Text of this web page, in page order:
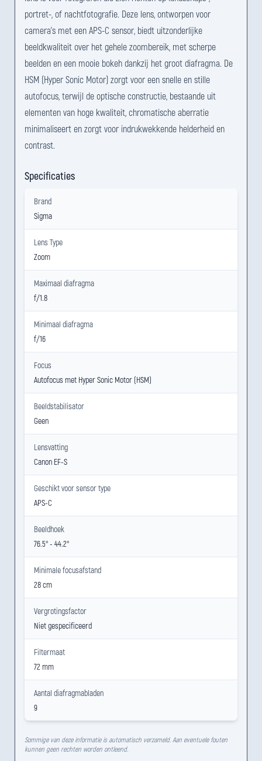
portret-, of nachtfotografie. Deze lens, ontworpen voor
camera's met een APS-C sensor, biedt uitzonderlijke
beeldkwaliteit over het gehele zoombereik, met scherpe
beelden en een mooie bokeh dankzij het groot diafragma. De
HSM (Hyper Sonic Motor) zorgt voor een snelle en stille
autofocus, terwijl de optische constructie, bestaande uit
elementen van hoge kwaliteit, chromatische aberratie
minimaliseert en zorgt voor indrukwekkende helderheid en
contrast.
Specificaties
Brand
Sigma
Lens Type
Zoom
Maximaal diafragma
f/1.8
Minimaal diafragma
f/16
Focus
Autofocus met Hyper Sonic Motor (HSM)
Beeldstabilisator
Geen
Lensvatting
Canon EF-S
Geschikt voor sensor type
APS-C
Beeldhoek
76.5° - 44.2°
Minimale focusafstand
28 cm
Vergrotingsfactor
Niet gespecificeerd
Filtermaat
72 mm
Aantal diafragmabladen
9
Sommige van deze informatie is automatisch verzameld. Aan eventuele fouten
kunnen geen rechten worden ontleend.